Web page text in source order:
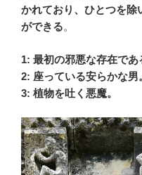
かれており、ひとつを除
ができる。
1: 最初の邪悪な存在であ
2: 座っている安らかな男
3: 植物を吐く悪魔。